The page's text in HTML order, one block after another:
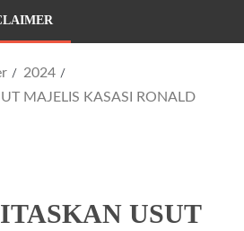
2024
MAJELIS KASASI RONALD
USUT